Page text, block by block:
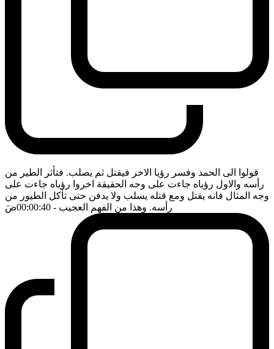
قولوا الى الحمد وفسر رؤيا الاخر فيقتل ثم يصلب. فتأثر الطير من
رأسه والاول رؤياه جاءت على وجه الحقيقة اخروا رؤياه جاءت على
وجه المثال فانه يقتل ومع قتله يسلب ولا يدفن حتى تأكل الطيور من
رأسه. وهذا من الفهم العجيب - 00:00:40 ضَ